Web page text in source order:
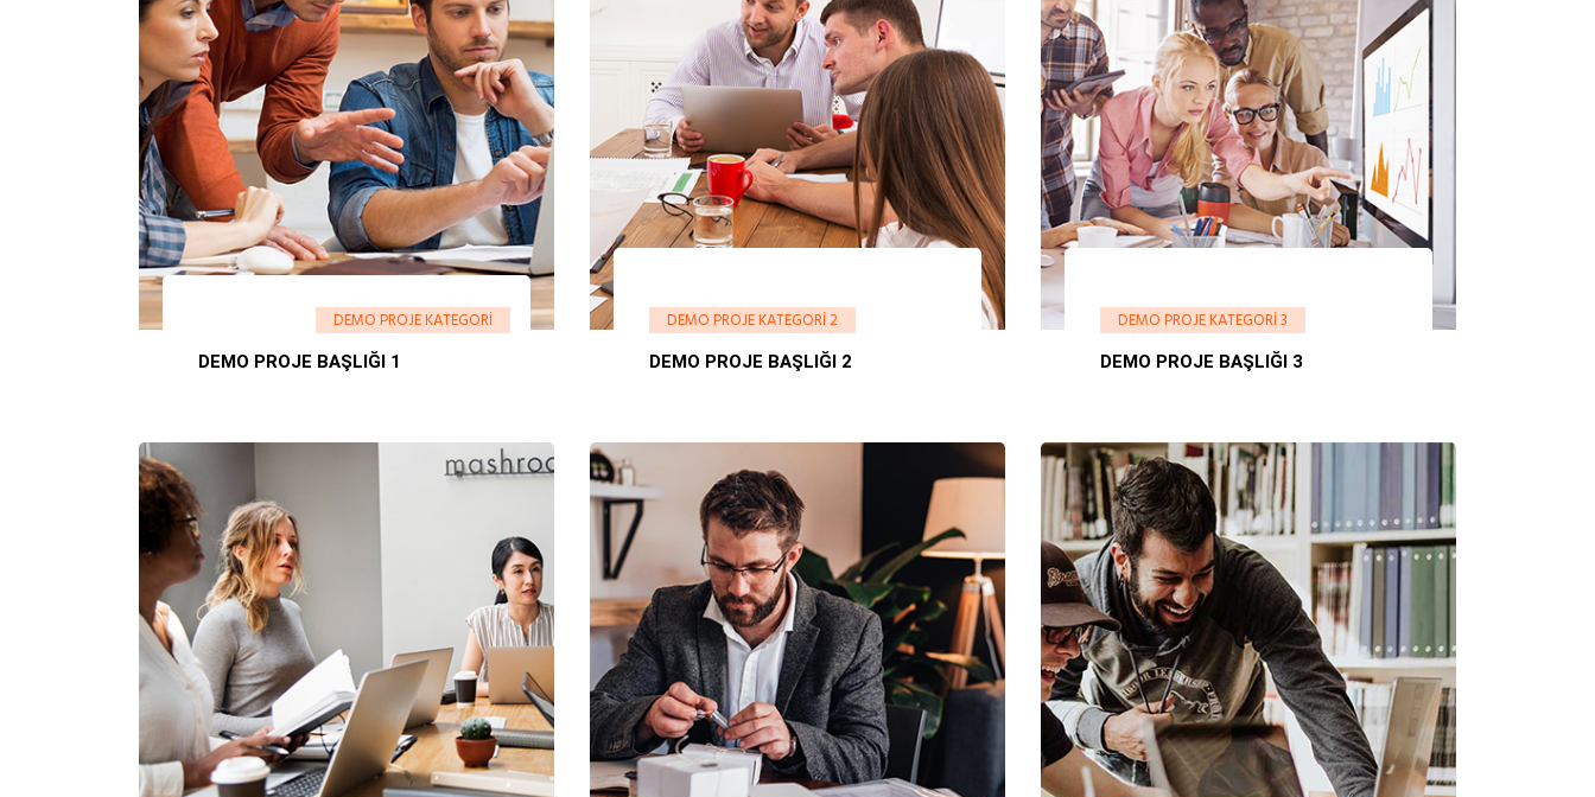
DEMO PROJE KATEGORI
DEMO PROJE BAŞLIĞI 1
DEMO PROJE KATEGORI 2
DEMO PROJE BAŞLIĞI 2
DEMO PROJE KATEGORI 3
DEMO PROJE BAŞLIĞI 3